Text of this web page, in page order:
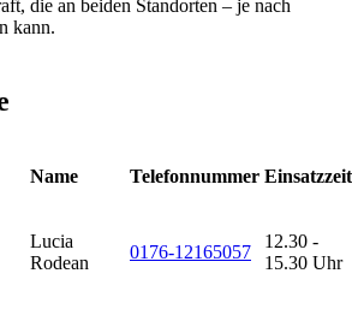
die an beiden Standorten – je nach
kann.
Name Telefonnummer Einsatzzeit
Lucia
Rodean
0176-12165057
12.30 -
15.30 Uhr